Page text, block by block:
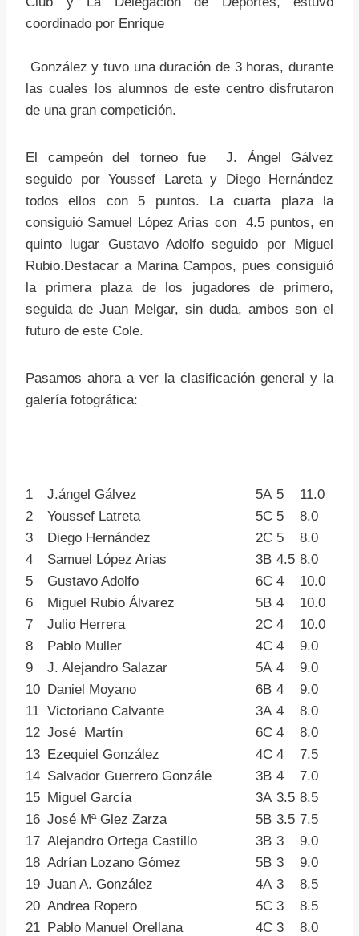
coordinado por Enrique
González y tuvo una duración de 3 horas, durante
las cuales los alumnos de este centro disfrutaron
de una gran competición.
El campeón del torneo fue J. Ángel Gálvez
seguido por Youssef Lareta y Diego Hernández
todos ellos con 5 puntos. La cuarta plaza la
consiguió Samuel López Arias con 4.5 puntos, en
quinto lugar Gustavo Adolfo seguido por Miguel
Rubio.Destacar a Marina Campos, pues consiguió
la primera plaza de los jugadores de primero,
seguida de Juan Melgar, sin duda, ambos son el
futuro de este Cole.
Pasamos ahora a ver la clasificación general y la
galería fotográfica:
1 J.ángel Gálvez 5A 5
11.0
2
Youssef Latreta 5C 5
8.0
3
Diego Hernández 2C 5
8.0
4
Samuel López Arias 3B 4.5 8.0
5
Gustavo Adolfo 6C 4
10.0
6
Miguel Rubio Álvarez 5B 4
10.0
7
Julio Herrera 2C 4
10.0
8
Pablo Muller 4C 4
9.0
9
J. Alejandro Salazar 5A 4
9.0
10 Daniel Moyano 6B 4
9.0
11 Victoriano Calvante 3A 4
8.0
12 José Martín 6C 4
8.0
13 Ezequiel González 4C 4
7.5
14 Salvador Guerrero Gonzále 3B 4
7.0
15 Miguel García 3A 3.5 8.5
16 José Mª Glez Zarza 5B 3.5 7.5
17 Alejandro Ortega Castillo 3B 3
9.0
18 Adrían Lozano Gómez 5B 3
9.0
19 Juan A. González 4A 3
8.5
20 Andrea Ropero 5C 3
8.5
21 Pablo Manuel Orellana 4C 3
8.0